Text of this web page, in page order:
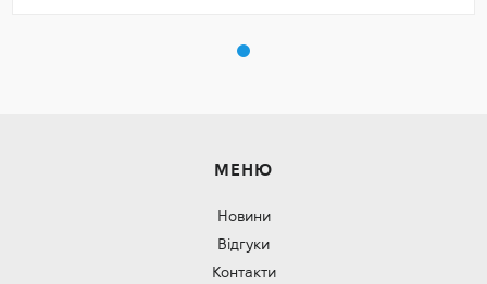
МЕНЮ
Новини
Відгуки
Контакти